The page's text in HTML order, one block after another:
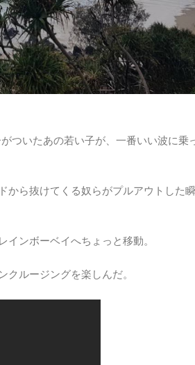
ついたあの若い子が、一番いい波に乗
から抜けてくる奴らがプルアウトした
ンボーベイへちょっと移動。
ルージングを楽しんだ。